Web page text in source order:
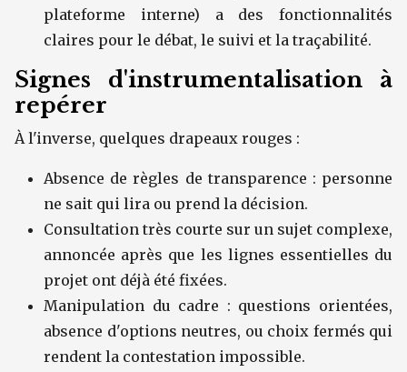
plateforme interne) a des fonctionnalités
claires pour le débat, le suivi et la traçabilité.
Signes d'instrumentalisation à
repérer
À l'inverse, quelques drapeaux rouges :
Absence de règles de transparence : personne
ne sait qui lira ou prend la décision.
Consultation très courte sur un sujet complexe,
annoncée après que les lignes essentielles du
projet ont déjà été fixées.
Manipulation du cadre : questions orientées,
absence d'options neutres, ou choix fermés qui
rendent la contestation impossible.